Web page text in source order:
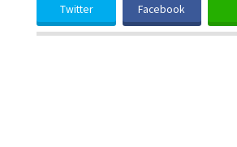
Twitter Facebook